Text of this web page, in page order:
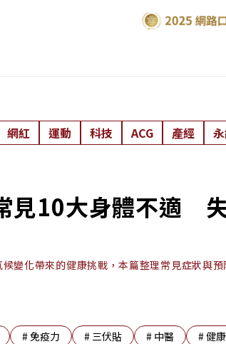
網紅 運動 科技 ACG 產經
見10大身體不適
變化帶來的健康挑戰，本篇整理常見症狀與
#免疫力 #三伏貼 # 中醫 #健康